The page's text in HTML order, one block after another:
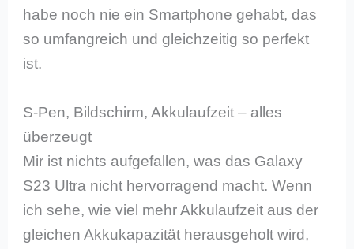
habe noch nie ein Smartphone gehabt, das
so umfangreich und gleichzeitig so perfekt
ist.
S-Pen, Bildschirm, Akkulaufzeit – alles
überzeugt
Mir ist nichts aufgefallen, was das Galaxy
S23 Ultra nicht hervorragend macht. Wenn
ich sehe, wie viel mehr Akkulaufzeit aus der
gleichen Akkukapazität herausgeholt wird,